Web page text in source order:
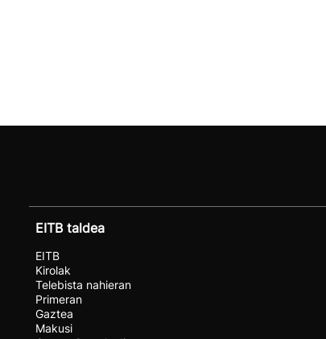
EITB taldea
EITB
Kirolak
Telebista nahieran
Primeran
Gaztea
Makusi